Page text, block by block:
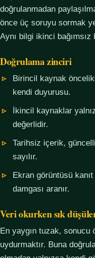
doğrulanmadan
önce üç soruyu sormak
Aynı bilgi ikinci
Doğrulama zinciri
Birincil kaynak
kendi duyurusu.
İkincil kaynaklar
değerlidir.
Tarihsiz içerik,
sayılır.
Ekran görüntüsü
damgası aranır.
Veri okurken sık
En yaygın tuzak, sonucu
uydurmaktır. Buna